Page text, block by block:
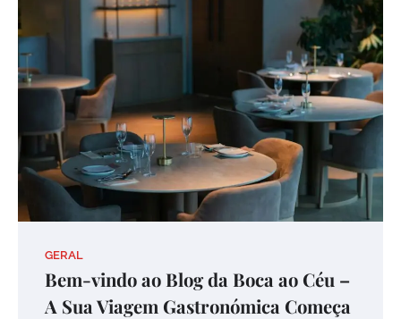
GERAL
Bem-vindo ao Blog da Boca ao Céu –
A Sua Viagem Gastronómica Começa